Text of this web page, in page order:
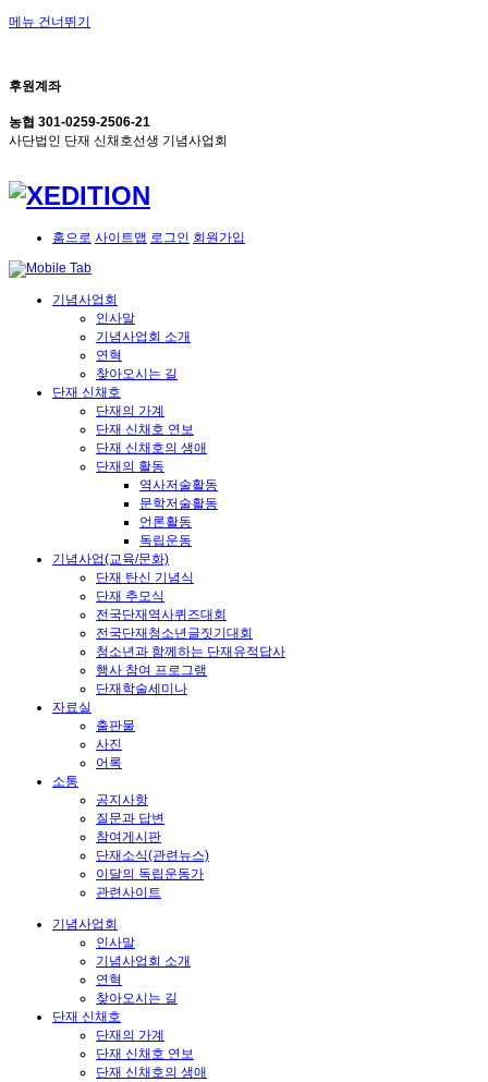
메뉴 건너뛰기
후원계좌
농협 301-0259-2506-21
사단법인 단재 신채호선생 기념사업회
홈으로 사이트맵 로그인 회원가입
기념사업회
인사말
기념사업회 소개
연혁
찾아오시는 길
단재 신채호
단재의 가계
단재 신채호 연보
단재 신채호의 생애
단재의 활동
역사저술활동
문학저술활동
언론활동
독립운동
기념사업(교육/문화)
단재 탄신 기념식
단재 추모식
전국단재역사퀴즈대회
전국단재청소년글짓기대회
청소년과 함께하는 단재유적답사
행사 참여 프로그램
단재학술세미나
자료실
출판물
사진
어록
소통
공지사항
질문과 답변
참여게시판
단재소식(관련뉴스)
이달의 독립운동가
관련사이트
기념사업회
인사말
기념사업회 소개
연혁
찾아오시는 길
단재 신채호
단재의 가계
단재 신채호 연보
단재 신채호의 생애